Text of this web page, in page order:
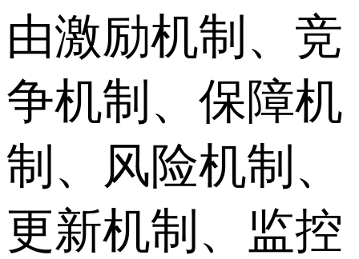
由激励机制、竞
争机制、保障机
制、风险机制、
更新机制、监控